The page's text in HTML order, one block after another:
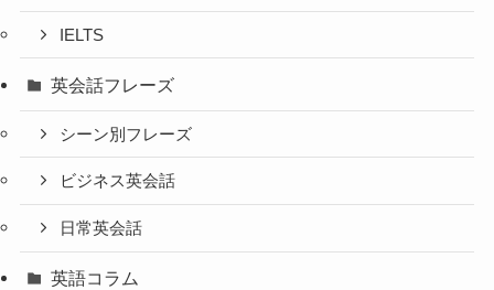
IELTS
英会話フレーズ
シーン別フレーズ
ビジネス英会話
日常英会話
英語コラム